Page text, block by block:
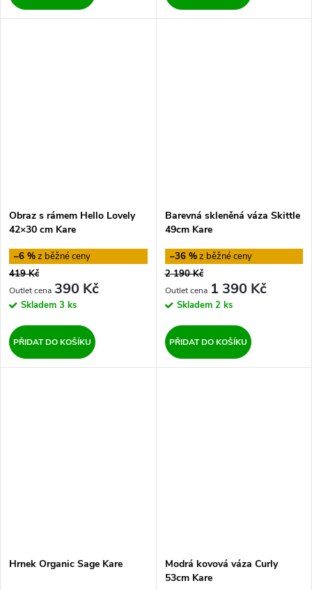
Obraz s rámem Hello Lovely
42×30 cm Kare
–6 %
419 Kč
390 Kč
Skladem 3 ks
PŘIDAT DO KOŠÍKU
Barevná skleněná váza Skittle
49cm Kare
–36 %
2 190 Kč
1 390 Kč
Skladem 2 ks
PŘIDAT DO KOŠÍKU
Hrnek Organic Sage Kare
Modrá kovová váza Curly
53cm Kare